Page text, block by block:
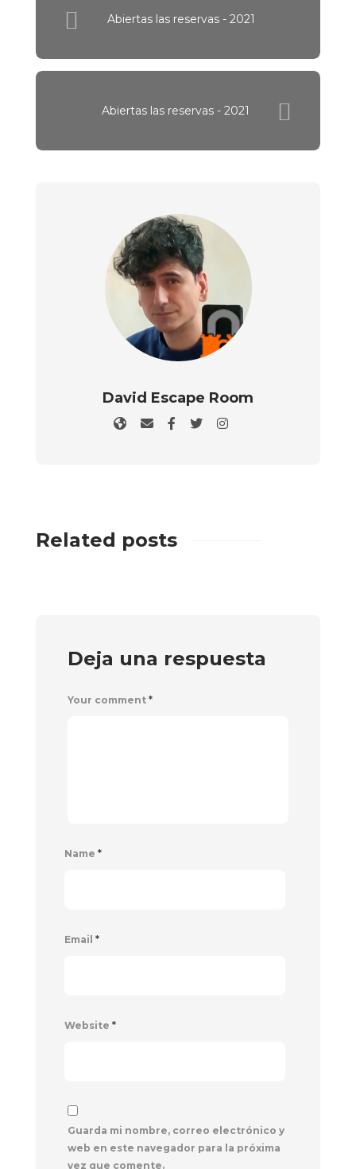
Abiertas las reservas - 2021
Abiertas las reservas - 2021
David Escape Room
Related posts
Deja una respuesta
Your comment *
Name *
Email *
Website *
Guarda mi nombre, correo electrónico y
web en este navegador para la próxima
vez que comente.